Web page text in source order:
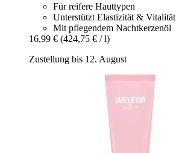
Für reifere Hauttypen
Unterstützt Elastizität & Vitalität
Mit pflegendem Nachtkerzenöl
16,99 € (424,75 € / l)
Zustellung bis 12. August